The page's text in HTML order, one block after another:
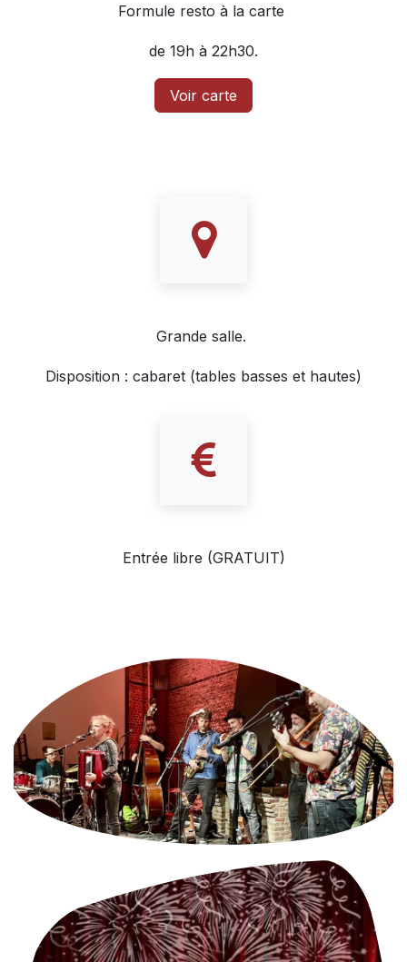
Formule resto à la carte
de 19h à 22h30.
Voir carte
Grande salle.
Disposition : cabaret (tables basses et hautes)
Entrée libre (GRATUIT)